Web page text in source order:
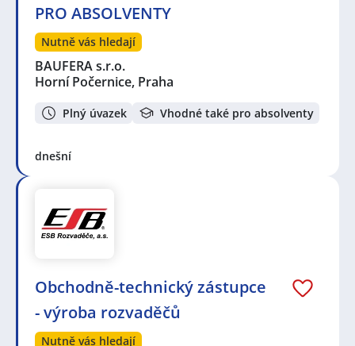
PRO ABSOLVENTY
Nutně vás hledají
BAUFERA s.r.o.
Horní Počernice, Praha
Plný úvazek Vhodné také pro absolventy
dnešní
Obchodně-technický zástupce
- výroba rozvaděčů
Nutně vás hledají